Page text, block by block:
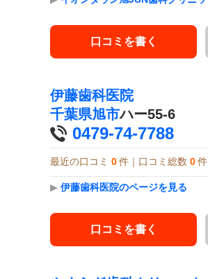
口コミを書く
伊藤歯科医院
千葉県旭市ハー55-6
0479-74-7788
最近の口コミ 0 件｜口コミ総数 0 件
▶ 伊藤歯科医院のページを見る
口コミを書く